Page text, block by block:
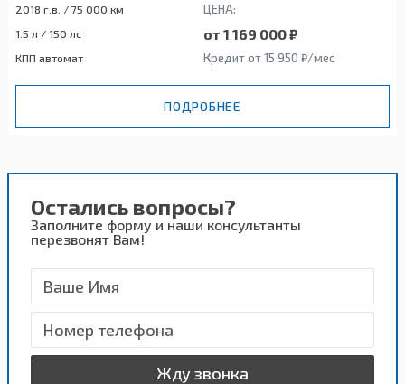
2018 г.в. / 75 000 км ЦЕНА:
1.5 л / 150 лс от 1 169 000 ₽
КПП автомат Кредит от 15 950 ₽/мес
ПОДРОБНЕЕ
Остались вопросы?
Заполните форму и наши консультанты
перезвонят Вам!
Жду звонка